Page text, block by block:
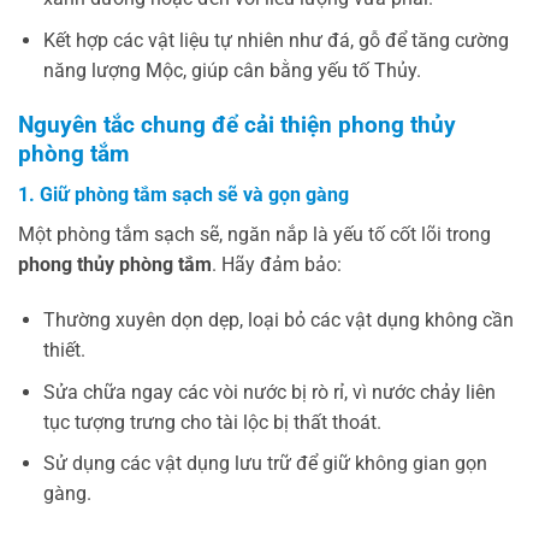
Kết hợp các vật liệu tự nhiên như đá, gỗ để tăng cường
năng lượng Mộc, giúp cân bằng yếu tố Thủy.
Nguyên tắc chung để cải thiện phong thủy
phòng tắm
1. Giữ phòng tắm sạch sẽ và gọn gàng
Một phòng tắm sạch sẽ, ngăn nắp là yếu tố cốt lõi trong
phong thủy phòng tắm. Hãy đảm bảo:
Thường xuyên dọn dẹp, loại bỏ các vật dụng không cần
thiết.
Sửa chữa ngay các vòi nước bị rò rỉ, vì nước chảy liên
tục tượng trưng cho tài lộc bị thất thoát.
Sử dụng các vật dụng lưu trữ để giữ không gian gọn
gàng.